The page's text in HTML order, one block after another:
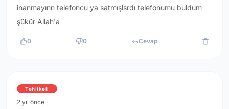
inanmayınn telefoncu ya satmışlsrdı telefonumu buldum
şükür Allah'a
0 0 Cevap
Tehlikeli
2 yıl önce